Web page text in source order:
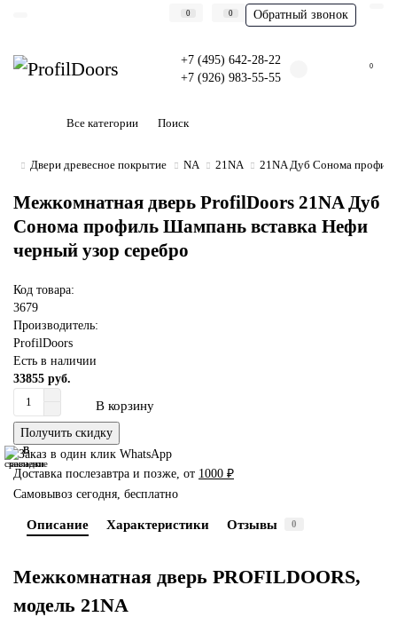
0 0 Обратный звонок
+7 (495) 642-28-22
+7 (926) 983-55-55
0
Все категории
Двери древесное покрытие NA 21NA 21NA Дуб Сонома
Межкомнатная дверь ProfilDoors 21NA Дуб
Сонома профиль Шампань вставка Нефи
черный узор серебро
Код товара:
3679
Производитель:
ProfilDoors
Есть в наличии
33855 руб.
В корзину
Получить скидку
В
закладки
В
сравнение
Доставка послезавтра и позже, от 1000 ₽
Самовывоз сегодня, бесплатно
Описание Характеристики Отзывы 0
Межкомнатная дверь PROFILDOORS,
модель 21NA